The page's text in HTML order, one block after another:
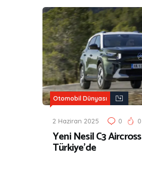
Otomobil Dünyası
2 Haziran 2025 0 0
Yeni Nesil C3 Aircross
Türkiye’de